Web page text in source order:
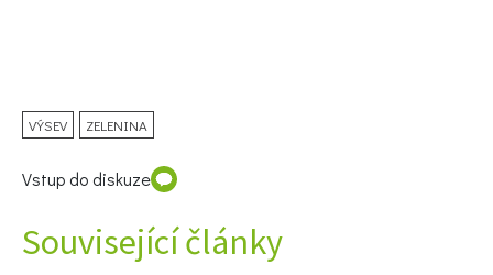
VÝSEV ZELENINA
Vstup do diskuze
Související články